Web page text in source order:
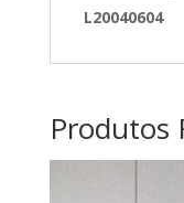
L20040604
Produtos